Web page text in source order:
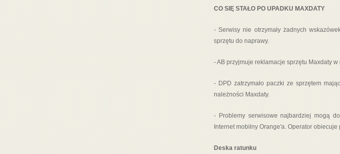
CO SIĘ STAŁO PO UPADKU MAXDATY
- Serwisy nie otrzymały żadnych
sprzętu do naprawy.
- AB przyjmuje reklamacje sprzętu Maxdaty
- DPD zatrzymało paczki ze sprzętem
należności Maxdaty.
- Problemy serwisowe najbardziej mogą
Internet mobilny Orange'a. Operator obiecuje
Deska ratunku